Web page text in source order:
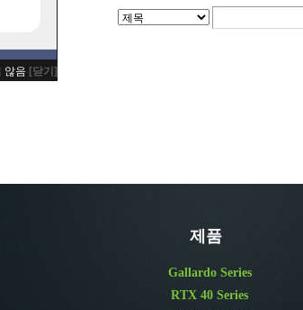
않음 [닫기]
제품
Gallardo Series
RTX 40 Series